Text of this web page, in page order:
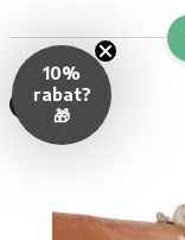
-20%
10%
rabat?
🎁